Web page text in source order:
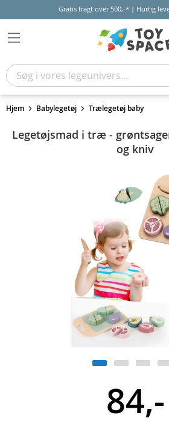
Gratis fragt over 500,-* | Hurtig
Hjem Babylegetøj Trælegetøj baby
Legetøjsmad i træ -
og kniv
84,-